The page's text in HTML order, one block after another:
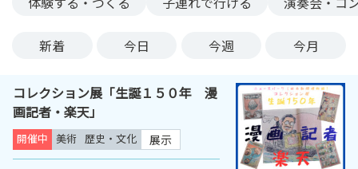
新着 今日 今週 今月
コレクション展「生誕１５０年 漫
画記者・楽天」
開催中 美術 歴史・文化 展示